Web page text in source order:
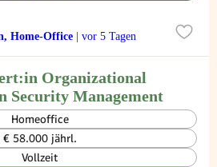
Home-Office
| vor 5 Tagen
Organizational
Security Management
Homeoffice
€ 58.000 jährl.
Vollzeit